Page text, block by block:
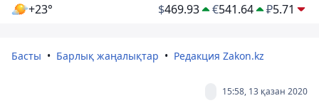
+23° $469.93 €541.64 ₽5.71
Басты Барлық жаңалықтар Редакция Zakon.kz
15:58, 13 қазан 2020